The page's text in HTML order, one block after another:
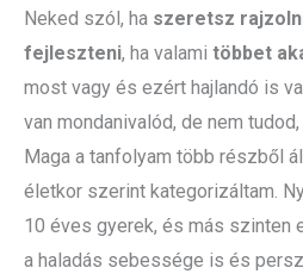
Neked szól, ha szeretsz
fejleszteni, ha valami többet
most vagy és ezért hajlandó is
van mondanivalód, de nem
Maga a tanfolyam több részből
életkor szerint kategorizáltam.
10 éves gyerek, és más szinten
a haladás sebessége is és